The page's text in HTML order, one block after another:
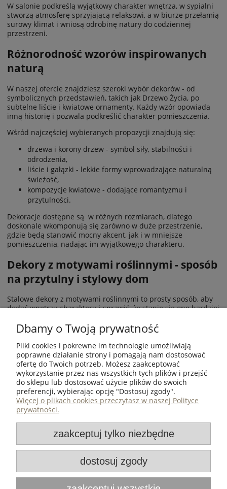
W salonie podkreślą wyjątkowy charakter wnętrza, w sypialni
stworzą atmosferę sprzyjającą relaksowi, a w biurze przełamią
surowy klimat i wniosą odrobinę natury do codziennej
przestrzeni.
Różnorodność wzorów inspirowanych
naturą
W naszej ofercie znajdziesz szeroki wybór dekorów - od
symbolicznych przedstawień, takich jak Drzewo Życia, po
subtelne liście i kwiatowe ornamenty. Każdy wzór opowiada
inną historię i pozwala podkreślić charakter pomieszczenia.
Wśród najczęściej wybieranych propozycji znajdują się:
drzewa i korony drzew - symbol siły, stabilności i
odrodzenia,
liście i gałązki - lekkie formy wprowadzające naturalną
świeżość,
kompozycje kwiatowe - dodające romantyzmu i
przytulności.
Dekoracje dostępne są w różnych rozmiarach, dlatego
doskonale wkomponują się zarówno w duże przestrzenie,
gdzie będą stanowić mocny akcent, jak i w mniejsze
pomieszczenia, nadając im wyjątkowego charakteru.
Dekory z motywami roślinnymi - sposób
na przytulny i stylowy dom
Stalowe dekory z motywami roślinnymi to prosty sposób, aby
dodać wnętrzu charakteru i sprawić, że stanie się ono bardziej
wprowadzają do domu spokój, a jednocześnie stają się
stylowym elementem wystroju. Wybierając je, wprowadzisz do
swojego wnętrza naturalny akcent, który doda mu harmonii i
stylu.
ZAKUPY
POMOC
MOJE KONTO
INFORMACJE
Iron Oak| ul. Metalowca 30, 39-460 Nowa Dęba, woj.
Dbamy o Twoją prywatność
Pliki cookies i pokrewne im technologie umożliwiają
poprawne działanie strony i pomagają nam dostosować
ofertę do Twoich potrzeb. Możesz zaakceptować
wykorzystanie przez nas wszystkich tych plików i przejść
do sklepu lub dostosować użycie plików do swoich
preferencji, wybierając opcję "Dostosuj zgody".
Więcej o plikach cookies przeczytasz w naszej Polityce
prywatności.
zaakceptuj tylko niezbędne
dostosuj zgody